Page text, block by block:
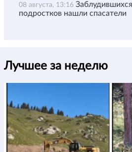
08 августа, 13:16
подростков нашли спасатели
Лучшее за неделю